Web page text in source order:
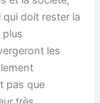
qui doit rester la
plus
les
pas que